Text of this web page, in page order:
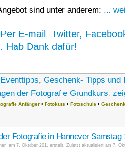
sind unter anderem: ...
E-mail, Twitter,
Hab Dank dafür!
, Geschenk- Tipps und
der Fotografie Grundkurs,
Anfänger • Fotokurs • Fotoschule •
Fotografie in Hannover Samstag
am 7. Oktober 2011 erstellt. Zuletzt aktualisiert am 7.